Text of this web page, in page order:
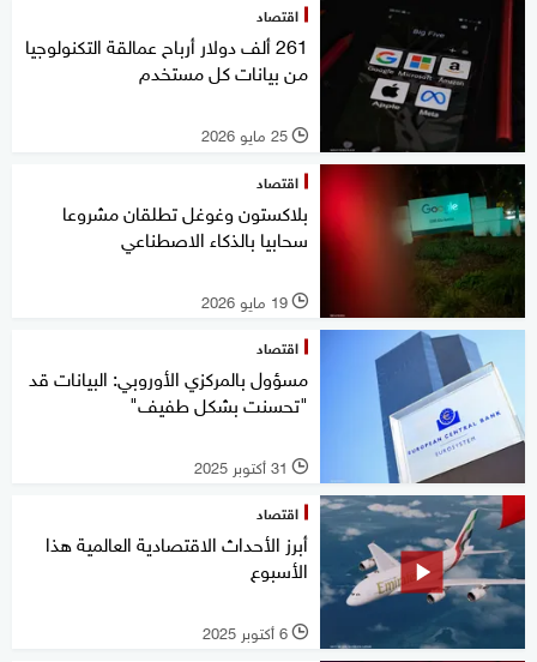
اقتصاد
261 ألف دولار أرباح عمالقة التكنولوجيا
من بيانات كل مستخدم
l 25 مايو 2026
اقتصاد
بلاكستون وغوغل تطلقان مشروعا
سحابيا بالذكاء الاصطناعي
l 19 مايو 2026
اقتصاد
مسؤول بالمركزي الأوروبي: البيانات قد
"تحسنت بشكل طفيف"
l 31 أكتوبر 2025
اقتصاد
أبرز الأحداث الاقتصادية العالمية هذا
الأسبوع
l 6 أكتوبر 2025